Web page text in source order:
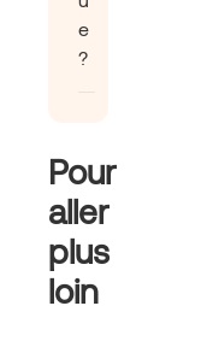
e
?
Pour
aller
plus
loin